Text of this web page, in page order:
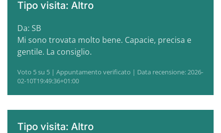
Tipo visita: Altro
Da: SB
Mi sono trovata molto bene. Capacie, precisa e
gentile. La consiglio.
Voto 5 su 5 | Appuntamento verificato | Data recensione: 2026-
02-10T19:49:36+01:00
Tipo visita: Altro